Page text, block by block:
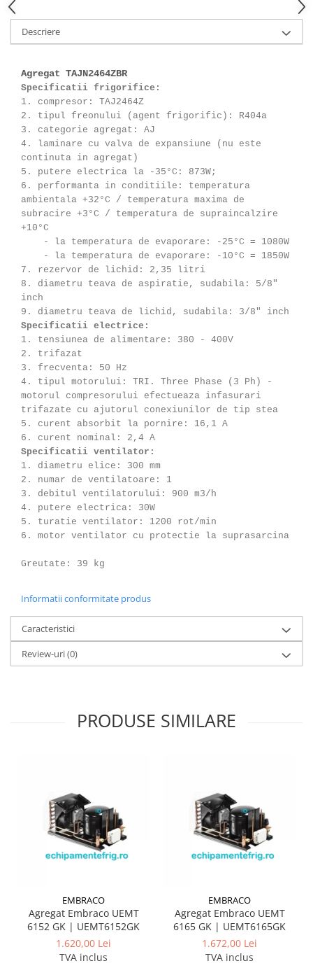
Descriere
Agregat TAJN2464ZBR
Specificatii frigorifice:
1. compresor: TAJ2464Z
2. tipul freonului (agent frigorific): R404a
3. categorie agregat: AJ
4. laminare cu valva de expansiune (nu este
continuta in agregat)
5. putere electrica la -35°C: 873W;
6. performanta in conditiile: temperatura
ambientala +32°C / temperatura maxima de
subracire +3°C / temperatura de supraincalzire
+10°C
- la temperatura de evaporare: -25°C = 1080W
- la temperatura de evaporare: -10°C = 1850W
7. rezervor de lichid: 2,35 litri
8. diametru teava de aspiratie, sudabila: 5/8"
inch
9. diametru teava de lichid, sudabila: 3/8" inch
Specificatii electrice:
1. tensiunea de alimentare: 380 - 400V
2. trifazat
3. frecventa: 50 Hz
4. tipul motorului: TRI. Three Phase (3 Ph) -
motorul compresorului efectueaza infasurari
trifazate cu ajutorul conexiunilor de tip stea
5. curent absorbit la pornire: 16,1 A
6. curent nominal: 2,4 A
Specificatii ventilator:
1. diametru elice: 300 mm
2. numar de ventilatoare: 1
3. debitul ventilatorului: 900 m3/h
4. putere electrica: 30W
5. turatie ventilator: 1200 rot/min
6. motor ventilator cu protectie la suprasarcina
Greutate: 39 kg
Informatii conformitate produs
Caracteristici
Review-uri(0)
PRODUSE SIMILARE
EMBRACO
Agregat Embraco UEMT
6152 GK | UEMT6152GK
1.620,00 Lei
TVA inclus
EMBRACO
Agregat Embraco UEMT
6165 GK | UEMT6165GK
1.672,00 Lei
TVA inclus